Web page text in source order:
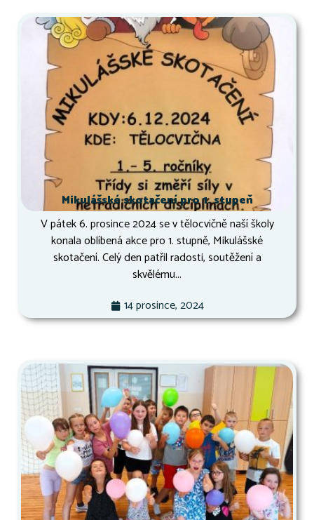
Mikulášské skotačení pro 1. stupeň
V pátek 6. prosince 2024 se v tělocvičně naší školy
konala oblíbená akce pro 1. stupně, Mikulášské
skotačení. Celý den patřil radosti, soutěžení a
skvělému...
14 prosince, 2024